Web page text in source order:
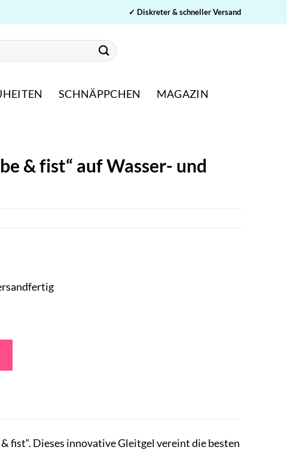
✓ Diskreter & schneller Versand
SCHNÄPPCHEN MAGAZIN
& fist“ auf Wasser- und
fist“. Dieses innovative Gleitgel vereint die besten